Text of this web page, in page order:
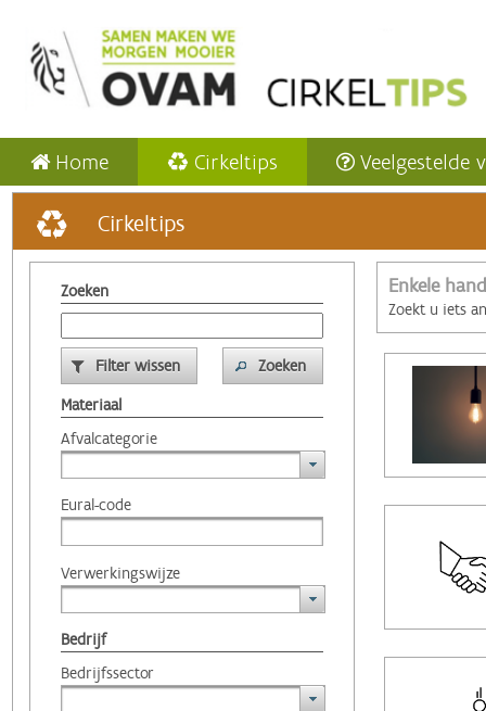
Home Cirkeltips Veelgestelde
Cirkeltips
Zoeken
Filter wissen
Zoeken
Materiaal
Afvalcategorie
Eural-code
Verwerkingswijze
Bedrijf
Bedrijfssector
Enkele
Zoekt u iets